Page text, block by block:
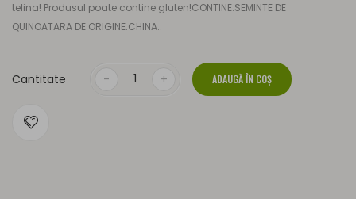
telina! Produsul poate contine gluten!CONTINE:SEMINTE DE
QUINOATARA DE ORIGINE:CHINA..
Cantitate ADAUGĂ ÎN COŞ